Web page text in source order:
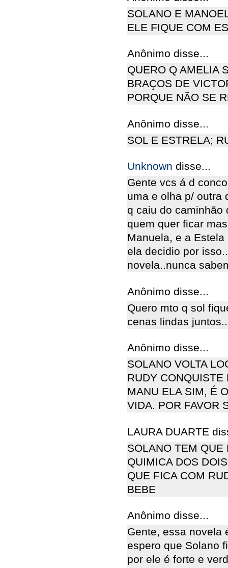
SOLANO E
ELE FIQUE COM
Anônimo disse...
QUERO Q AMELIA
BRAÇOS DE
PORQUE NÃO SE
Anônimo disse...
SOL E ESTRELA;
Unknown disse...
Gente vcs á d
uma e olha p/ outra
q caiu do caminhão
quem quer ficar
Manuela, e a
ela decidio por
novela..nunca
Anônimo disse...
Quero mto q sol
cenas lindas
Anônimo disse...
SOLANO VOLTA
RUDY
MANU ELA SIM, É
VIDA. POR FAVOR
LAURA DUARTE
SOLANO TEM QUE
QUIMICA DOS
QUE FICA COM
BEBE
Anônimo disse...
Gente, essa novela
espero que Solano
por ele é forte e